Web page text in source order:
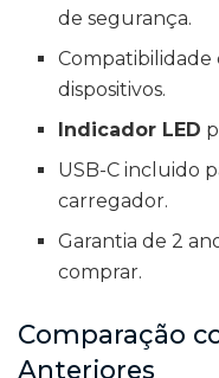
de segurança.
Compatibilidade
dispositivos.
Indicador LED
USB-C incluido
carregador.
Garantia de 2
comprar.
Comparação
Anteriores